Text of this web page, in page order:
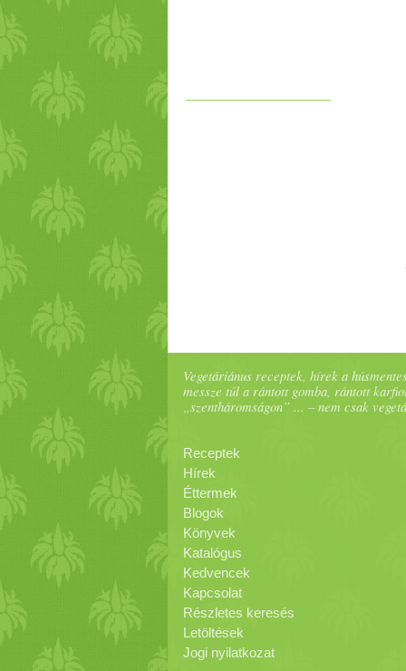
Vegetáriánus receptek, hírek a
messze túl a rántott gomba, rántott
„szentháromságon” ... – nem csak
Receptek
Hírek
Éttermek
Blogok
Könyvek
Katalógus
Kedvencek
Kapcsolat
Részletes keresés
Letöltések
Jogi nyilatkozat